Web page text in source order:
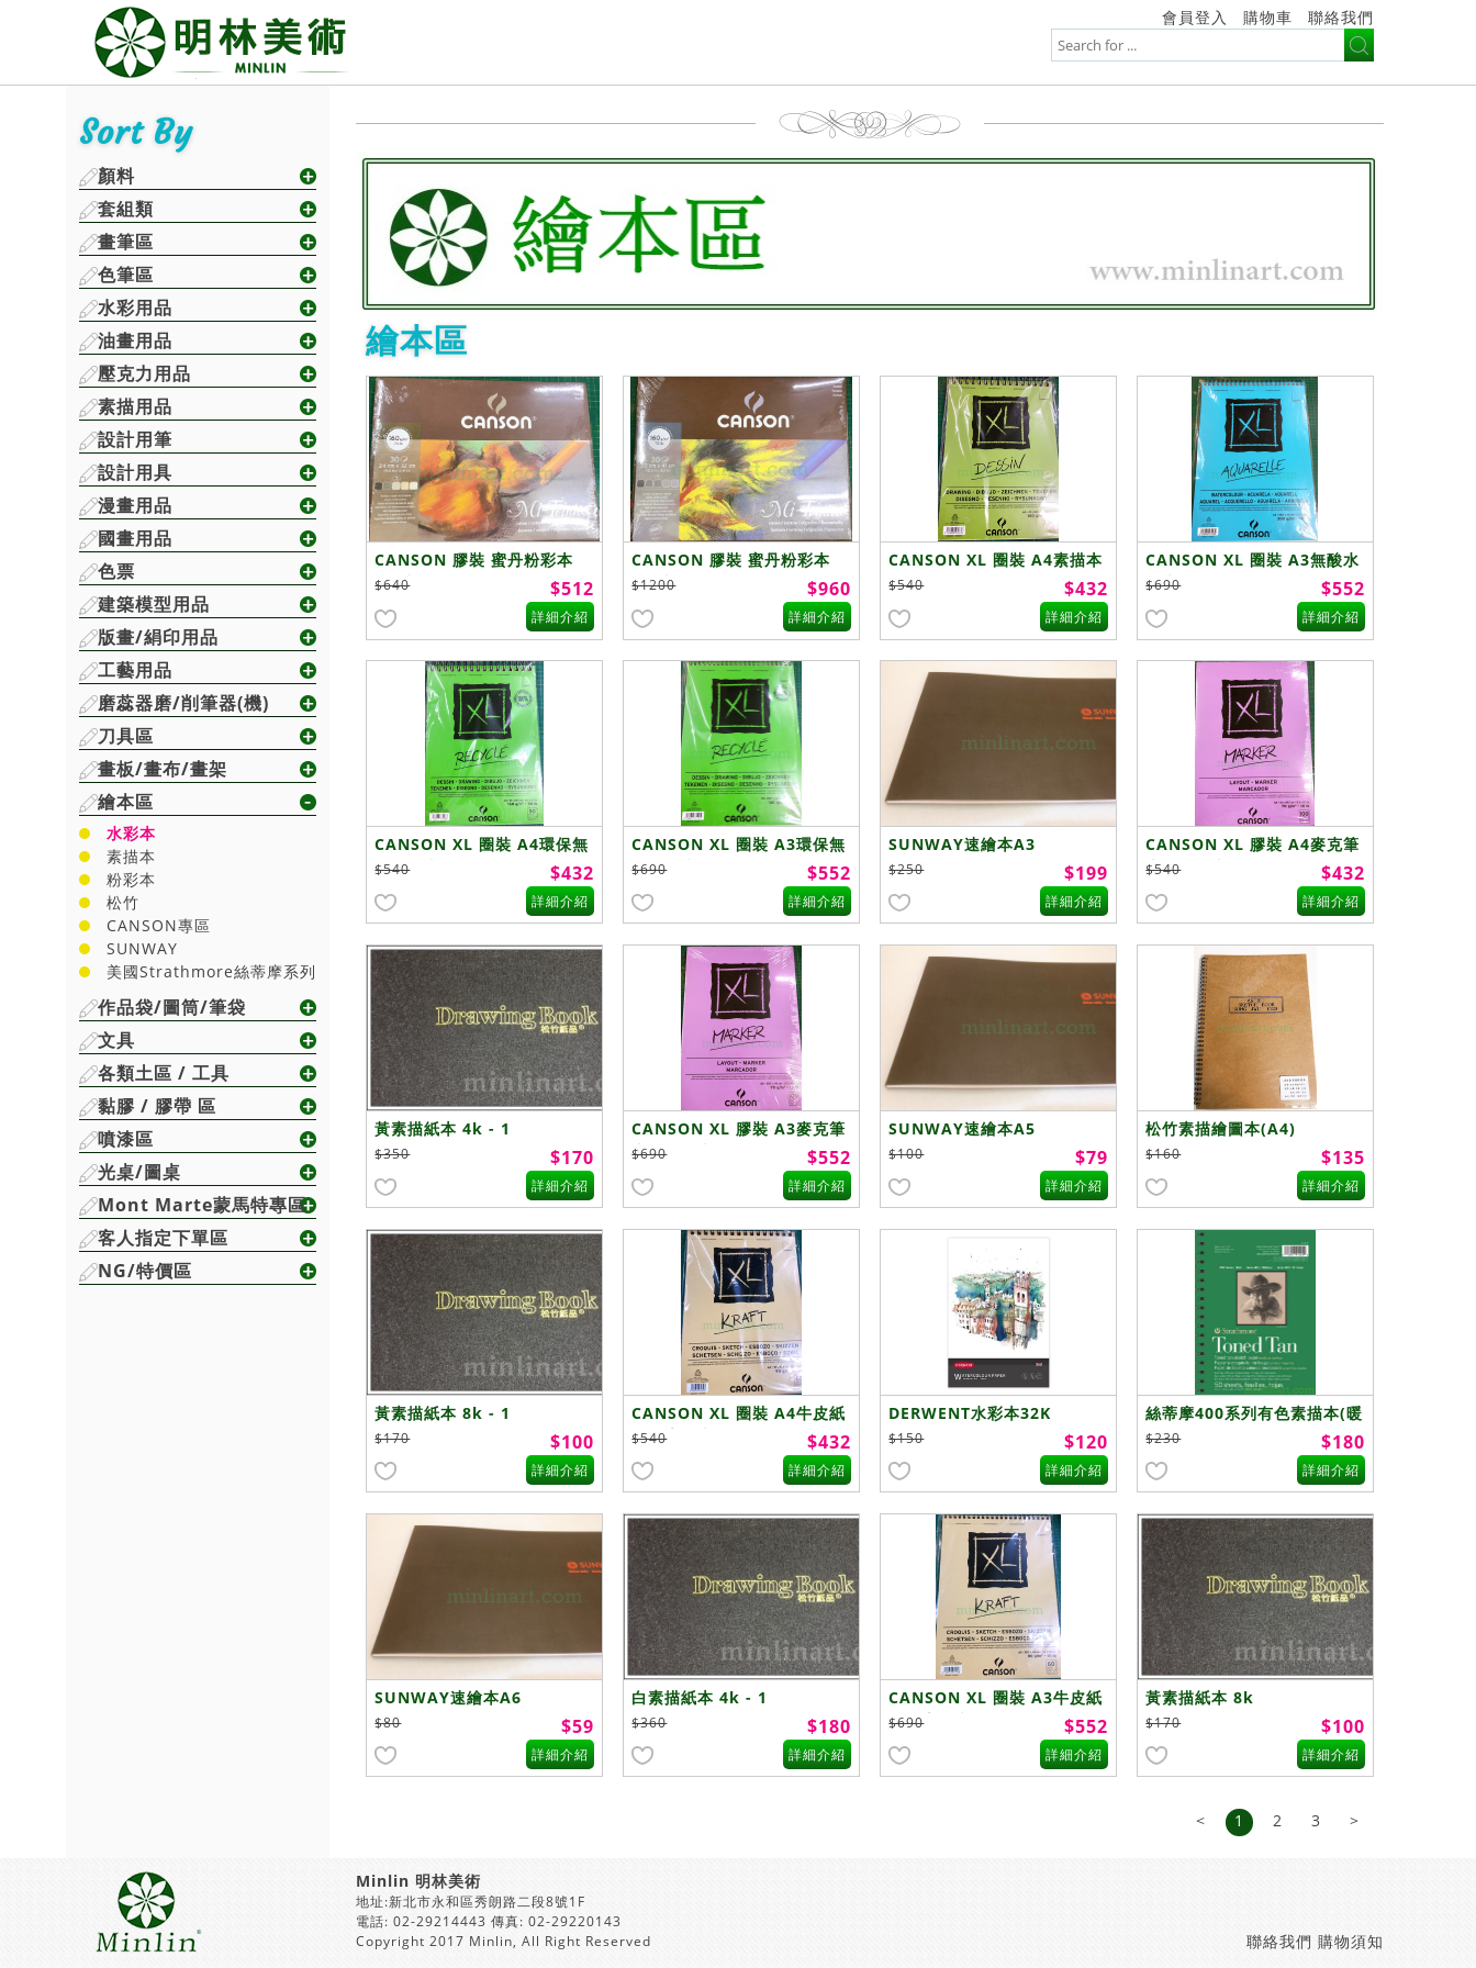
會員登入 購物車 聯絡我們
Sort By
顏料
套組類
畫筆區
色筆區
水彩用品
油畫用品
壓克力用品
素描用品
設計用筆
設計用具
漫畫用品
國畫用品
色票
建築模型用品
版畫/絹印用品
工藝用品
磨蕊器磨/削筆器(機)
刀具區
畫板/畫布/畫架
繪本區
水彩本
素描本
粉彩本
松竹
CANSON專區
SUNWAY
美國Strathmore絲蒂摩系列
作品袋/圖筒/筆袋
文具
各類土區 / 工具
黏膠 / 膠帶 區
噴漆區
光桌/圖桌
Mont Marte蒙馬特專區
客人指定下單區
NG/特價區
繪本區
CANSON 膠裝 蜜丹粉彩本
棕色調24X32cm
$640 $512
詳細介紹
CANSON 膠裝 蜜丹粉彩本
灰色調32X41cm
$1200 $960
詳細介紹
CANSON XL 圈裝 A4素描本
$540 $432
詳細介紹
CANSON XL 圈裝 A3無酸水
彩本
$690 $552
詳細介紹
CANSON XL 圈裝 A4環保無
酸繪圖本
$540 $432
詳細介紹
CANSON XL 圈裝 A3環保無
酸繪圖本
$690 $552
詳細介紹
SUNWAY速繪本A3
$250 $199
詳細介紹
CANSON XL 膠裝 A4麥克筆
專用繪圖本
$540 $432
詳細介紹
黃素描紙本 4k - 1
$350 $170
詳細介紹
CANSON XL 膠裝 A3麥克筆
專用繪圖本
$690 $552
詳細介紹
SUNWAY速繪本A5
$100 $79
詳細介紹
松竹素描繪圖本(A4)
$160 $135
詳細介紹
黃素描紙本 8k - 1
$170 $100
詳細介紹
CANSON XL 圈裝 A4牛皮紙
無酸素描本
$540 $432
詳細介紹
DERWENT水彩本32K
$150 $120
詳細介紹
絲蒂摩400系列有色素描本(暖
棕5.5"x8.5")
$230 $180
詳細介紹
SUNWAY速繪本A6
$80 $59
詳細介紹
白素描紙本 4k - 1
$360 $180
詳細介紹
CANSON XL 圈裝 A3牛皮紙
無酸素描本
$690 $552
詳細介紹
黃素描紙本 8k
$170 $100
詳細介紹
< 1 2 3 >
Minlin 明林美術
地址:新北市永和區秀朗路二段8號1F
電話: 02-29214443 傳真: 02-29220143
Copyright 2017 Minlin, All Right Reserved
購物須知
聯絡我們